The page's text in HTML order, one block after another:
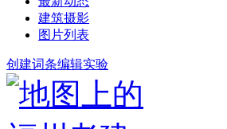
建筑摄影
图片列表
创建词条编辑实验